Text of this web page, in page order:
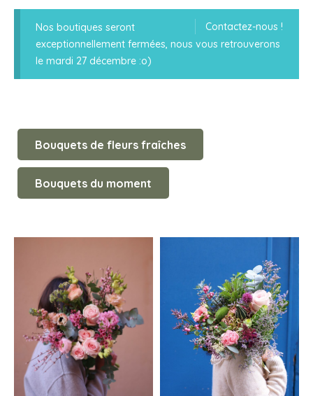
Contactez-nous !
Nos boutiques seront
exceptionnellement fermées, nous vous retrouverons
le mardi 27 décembre :o)
Bouquets de fleurs fraîches
Bouquets du moment